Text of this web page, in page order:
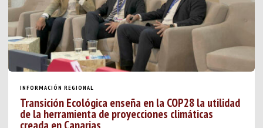
INFORMACIÓN REGIONAL
Transición Ecológica enseña en la COP28 la utilidad
de la herramienta de proyecciones climáticas
creada en Canarias